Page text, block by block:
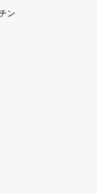
ン